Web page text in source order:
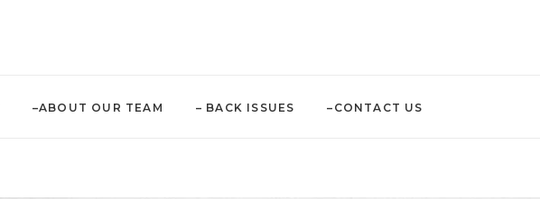
–ABOUT OUR TEAM – BACK ISSUES –CONTACT US